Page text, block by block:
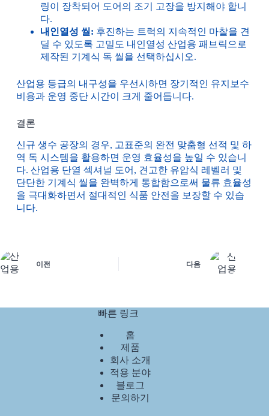
링이 장착되어 도어의 조기 고장을 방지해야 합니
다.
내인열성 씰: 후진하는 트럭의 지속적인 마찰을 견
딜 수 있도록 고밀도 내인열성 산업용 패브릭으로
제작된 기계식 독 씰을 선택하십시오.
산업용 등급의 내구성을 우선시하면 장기적인 유지보수
비용과 운영 중단 시간이 크게 줄어듭니다.
결론
신규 생수 공장의 경우, 고표준의 완전 맞춤형 선적 및 하
역 독 시스템을 활용하면 운영 효율성을 높일 수 있습니
다. 산업용 단열 섹셔널 도어, 견고한 유압식 레벨러 및
단단한 기계식 씰을 완벽하게 통합함으로써 물류 효율성
을 극대화하면서 절대적인 식품 안전을 보장할 수 있습
니다.
이전 다음
빠른 링크
홈
제품
회사 소개
적용 분야
블로그
문의하기